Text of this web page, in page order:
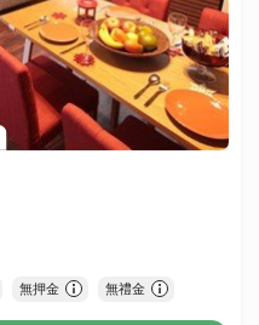
無押金 無禮金